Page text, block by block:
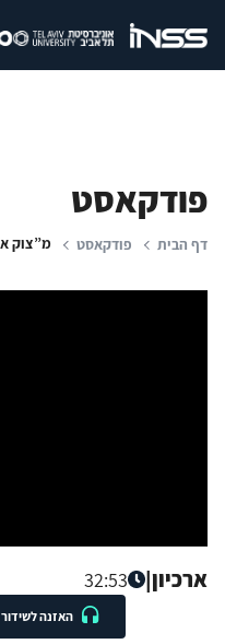
פודקאסט
דף הבית פודקאסט
ארכיון|
32:53
האזנה לשידור